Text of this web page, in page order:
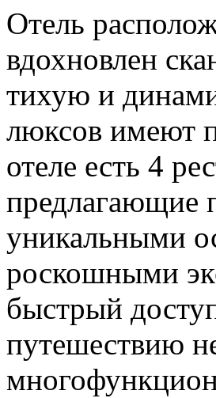
Отель
вдохновлен
тихую и
люксов имеют
отеле есть 4
предлагающие
уникальными
роскошными
быстрый
путешествию